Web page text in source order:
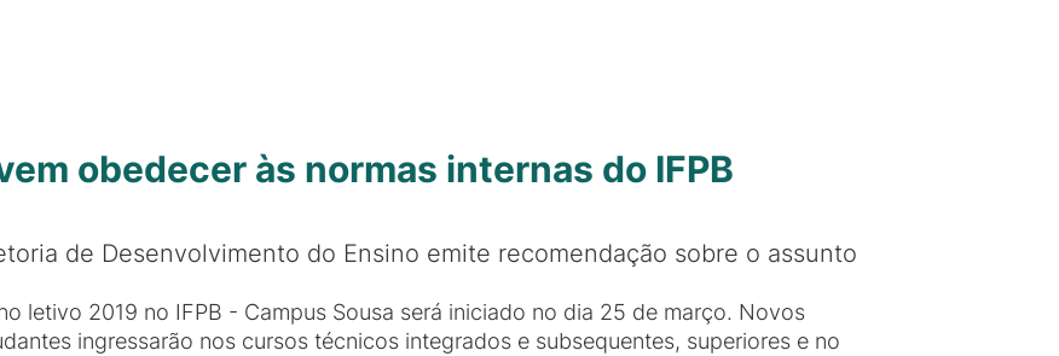
obedecer às normas internas do IFPB
de Desenvolvimento do Ensino emite recomendação sobre o assunto
letivo 2019 no IFPB - Campus Sousa será iniciado no dia 25 de março. Novos
ingressarão nos cursos técnicos integrados e subsequentes, superiores e no